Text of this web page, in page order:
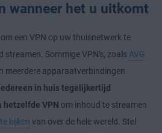
wanneer het u uitkomt
een VPN op uw thuisnetwerk te
streamen. Sommige VPN's, zoals AVG
meerdere apparaatverbindingen
in huis tegelijkertijd
hetzelfde VPN om inhoud te streamen
kijken van over de hele wereld. Stel